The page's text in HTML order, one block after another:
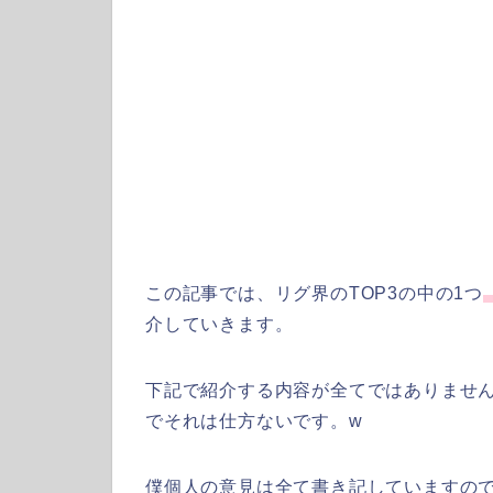
この記事では、リグ界のTOP3の中の1つ
介していきます。
下記で紹介する内容が全てではありま
でそれは仕方ないです。w
僕個人の意見は全て書き記していますの